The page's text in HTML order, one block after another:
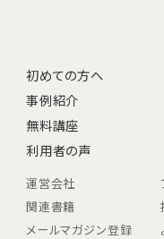
初めての方へ
事例紹介
無料講座
利用者の声
運営会社
関連書籍
メールマガジン登録